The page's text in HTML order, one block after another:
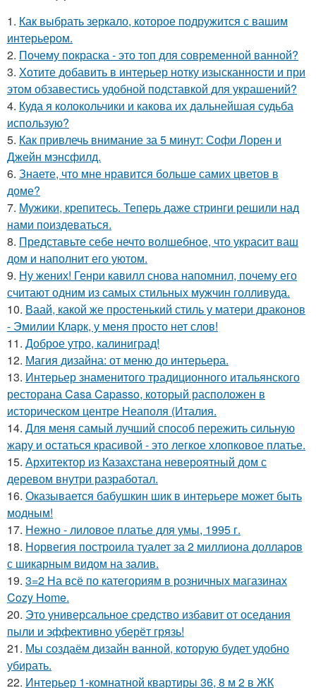
1. Как выбрать зеркало, которое подружится с вашим
интерьером.
2. Почему покраска - это топ для современной ванной?
3. Хотите добавить в интерьер нотку изысканности и при
этом обзавестись удобной подставкой для украшений?
4. Куда я колокольчики и какова их дальнейшая судьба
использую?
5. Как привлечь внимание за 5 минут: Софи Лорен и
Джейн мэнсфилд.
6. Знаете, что мне нравится больше самих цветов в
доме?
7. Мужики, крепитесь. Теперь даже стринги решили над
нами поиздеваться.
8. Представьте себе нечто волшебное, что украсит ваш
дом и наполнит его уютом.
9. Ну жених! Генри кавилл снова напомнил, почему его
считают одним из самых стильных мужчин голливуда.
10. Ваай, какой же простенький стиль у матери драконов
- Эмилии Кларк, у меня просто нет слов!
11. Доброе утро, калиниград!
12. Магия дизайна: от меню до интерьера.
13. Интерьер знаменитого традиционного итальянского
ресторана Casa Capasso, который расположен в
историческом центре Неаполя (Италия.
14. Для меня самый лучший способ пережить сильную
жару и остаться красивой - это легкое хлопковое платье.
15. Архитектор из Казахстана невероятный дом с
деревом внутри разработал.
16. Оказывается бабушкин шик в интерьере может быть
модным!
17. Нежно - лиловое платье для умы, 1995 г.
18. Норвегия построила туалет за 2 миллиона долларов
с шикарным видом на залив.
19. 3=2 На всё по категориям в розничных магазинах
Cozy Home.
20. Это универсальное средство избавит от оседания
пыли и эффективно уберёт грязь!
21. Мы создаём дизайн ванной, которую будет удобно
убирать.
22. Интерьер 1-комнатной квартиры 36, 8 м 2 в ЖК